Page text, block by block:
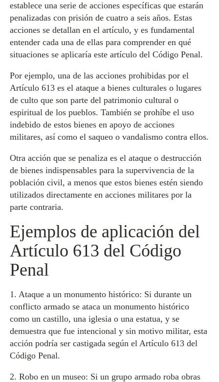
establece una serie de acciones específicas que estarán
penalizadas con prisión de cuatro a seis años. Estas
acciones se detallan en el artículo, y es fundamental
entender cada una de ellas para comprender en qué
situaciones se aplicaría este artículo del Código Penal.
Por ejemplo, una de las acciones prohibidas por el
Artículo 613 es el ataque a bienes culturales o lugares
de culto que son parte del patrimonio cultural o
espiritual de los pueblos. También se prohíbe el uso
indebido de estos bienes en apoyo de acciones
militares, así como el saqueo o vandalismo contra ellos.
Otra acción que se penaliza es el ataque o destrucción
de bienes indispensables para la supervivencia de la
población civil, a menos que estos bienes estén siendo
utilizados directamente en acciones militares por la
parte contraria.
Ejemplos de aplicación del
Artículo 613 del Código
Penal
1. Ataque a un monumento histórico: Si durante un
conflicto armado se ataca un monumento histórico
como un castillo, una iglesia o una estatua, y se
demuestra que fue intencional y sin motivo militar, esta
acción podría ser castigada según el Artículo 613 del
Código Penal.
2. Robo en un museo: Si un grupo armado roba obras